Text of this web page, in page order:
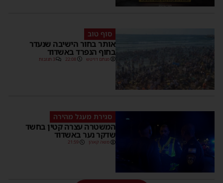
סוף טוב
אותר בחור הישיבה שנעדר
בחוף הנפרד באשדוד
מנחם דויטש 22:08 3 תגובות
סגירת מעגל מהירה
המשטרה עצרה קטין בחשד
שדקר נער באשדוד
משה קאהן 21:59